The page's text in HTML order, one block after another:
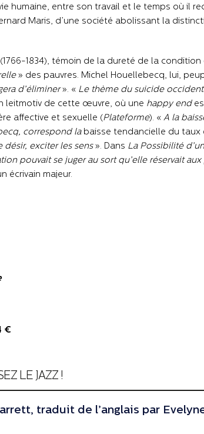
humaine, entre son travail et le temps où il
Maris, d’une société abolissant la
1834), témoin de la dureté de la
» des pauvres. Michel Houellebecq, lui,
d’éliminer». « Le thème du suicide
leitmotiv de cette œuvre, où une happy end
affective et sexuelle (Plateforme). « A la
correspond labaisse tendancielle du taux
exciter les sens». Dans La Possibilité
pouvait se juger au sort qu’elle réservait
écrivain majeur.
€
LE JAZZ !
traduit de l’anglais par